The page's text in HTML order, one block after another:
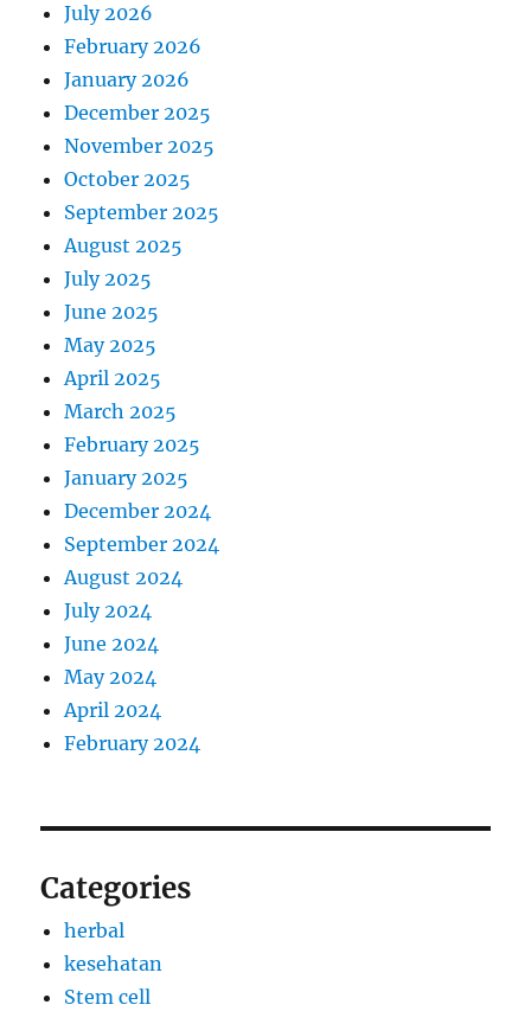
July 2026
February 2026
January 2026
December 2025
November 2025
October 2025
September 2025
August 2025
July 2025
June 2025
May 2025
April 2025
March 2025
February 2025
January 2025
December 2024
September 2024
August 2024
July 2024
June 2024
May 2024
April 2024
February 2024
Categories
herbal
kesehatan
Stem cell